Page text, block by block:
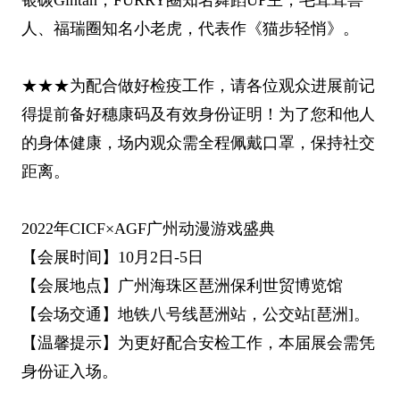
人、福瑞圈知名小老虎，代表作《猫步轻悄》。
★★★为配合做好检疫工作，请各位观众进展前记
得提前备好穗康码及有效身份证明！为了您和他人
的身体健康，场内观众需全程佩戴口罩，保持社交
距离。
2022年CICF×AGF广州动漫游戏盛典
【会展时间】10月2日-5日
【会展地点】广州海珠区琶洲保利世贸博览馆
【会场交通】地铁八号线琶洲站，公交站[琶洲]。
【温馨提示】为更好配合安检工作，本届展会需凭
身份证入场。